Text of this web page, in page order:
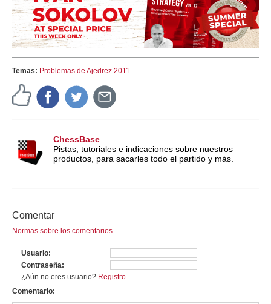
Temas: Problemas de Ajedrez 2011
ChessBase
Pistas, tutoriales e indicaciones sobre nuestros
productos, para sacarles todo el partido y más.
Comentar
Normas sobre los comentarios
Usuario
Contraseña
¿Aún no eres usuario? Registro
Comentario